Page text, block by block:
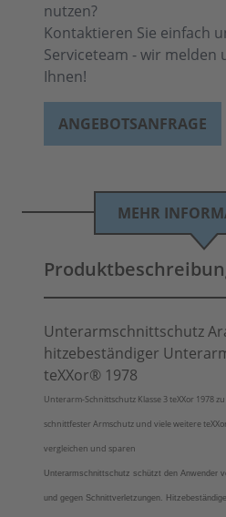
nutzen?
Kontaktieren Sie einfach
Serviceteam - wir melden
Ihnen!
ANGEBOTSANFRAGE
MEHR
Unterarmschnittschutz
hitzebeständiger
teXXor® 1978
Unterarm-Schnittschutz Klasse 3 teXXor 1978
schnittfester Armschutz und viele weitere
vergleichen und sparen
Unterarmschnittschutz schützt den Anwender
und gegen Schnittverletzungen.